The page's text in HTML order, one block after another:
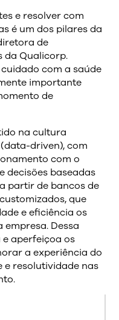
e resolver com
é um dos pilares da
de
da Qualicorp.
com a saúde
importante
de
na cultura
driven), com
com o
decisões baseadas
partir de bancos de
que
e eficiência os
Dessa
aperfeiçoa os
a experiência do
e resolutividade nas